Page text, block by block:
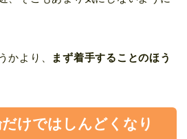
かより、
まず着手することのほう
けではしんどくなり